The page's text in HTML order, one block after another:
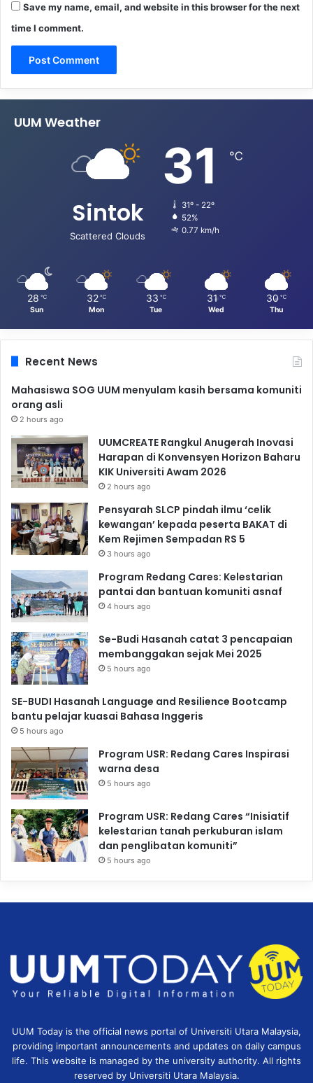
Save my name, email, and website in this browser for the next
time I comment.
UUM Weather
Sintok
Scattered Clouds
31 ℃
31º - 22º
52%
0.77 km/h
28 ℃
Sun
32 ℃
Mon
33 ℃
Tue
31 ℃
Wed
30 ℃
Thu
Recent News
Mahasiswa SOG UUM menyulam kasih bersama komuniti
orang asli
2 hours ago
UUMCREATE Rangkul Anugerah Inovasi
Harapan di Konvensyen Horizon Baharu
KIK Universiti Awam 2026
2 hours ago
Pensyarah SLCP pindah ilmu ‘celik
kewangan’ kepada peserta BAKAT di
Kem Rejimen Sempadan RS 5
3 hours ago
Program Redang Cares: Kelestarian
pantai dan bantuan komuniti asnaf
4 hours ago
Se-Budi Hasanah catat 3 pencapaian
membanggakan sejak Mei 2025
5 hours ago
SE-BUDI Hasanah Language and Resilience Bootcamp
bantu pelajar kuasai Bahasa Inggeris
5 hours ago
Program USR: Redang Cares Inspirasi
warna desa
5 hours ago
Program USR: Redang Cares “Inisiatif
kelestarian tanah perkuburan islam
dan penglibatan komuniti”
5 hours ago
UUM Today is the official news portal of Universiti Utara Malaysia,
providing important announcements and updates on daily campus
life. This website is managed by the university authority. All rights
reserved by Universiti Utara Malaysia.